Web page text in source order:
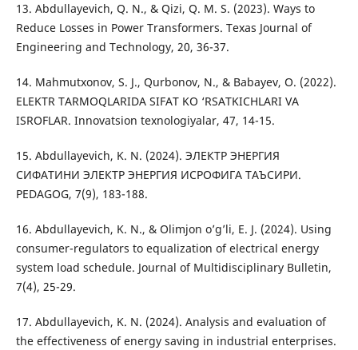
13. Abdullayevich, Q. N., & Qizi, Q. M. S. (2023). Ways to
Reduce Losses in Power Transformers. Texas Journal of
Engineering and Technology, 20, 36-37.
14. Mahmutxonov, S. J., Qurbonov, N., & Babayev, O. (2022).
ELEKTR TARMOQLARIDA SIFAT KO ‘RSATKICHLARI VA
ISROFLAR. Innovatsion texnologiyalar, 47, 14-15.
15. Abdullayevich, K. N. (2024). ЭЛЕКТР ЭНЕРГИЯ
СИФАТИНИ ЭЛЕКТР ЭНЕРГИЯ ИСРОФИГА ТАЪСИРИ.
PEDAGOG, 7(9), 183-188.
16. Abdullayevich, K. N., & Olimjon o’g’li, E. J. (2024). Using
consumer-regulators to equalization of electrical energy
system load schedule. Journal of Multidisciplinary Bulletin,
7(4), 25-29.
17. Abdullayevich, K. N. (2024). Analysis and evaluation of
the effectiveness of energy saving in industrial enterprises.